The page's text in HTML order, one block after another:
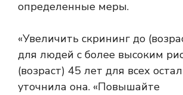
определенные меры.
«Увеличить скрининг до
для людей с более высоким
(возраст) 45 лет для всех
уточнила она. «Повышайте